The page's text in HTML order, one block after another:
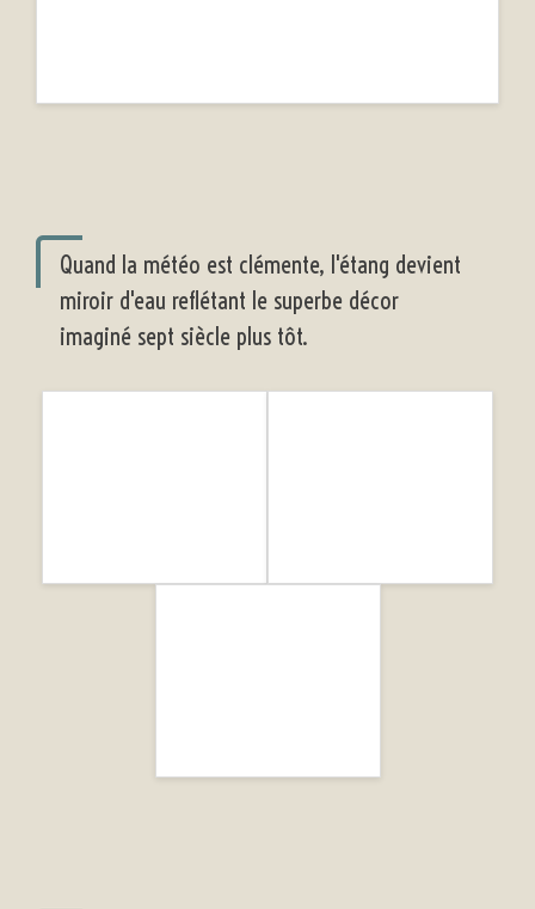
Quand la météo est clémente, l'étang devient
miroir d'eau reflétant le superbe décor
imaginé sept siècle plus tôt.